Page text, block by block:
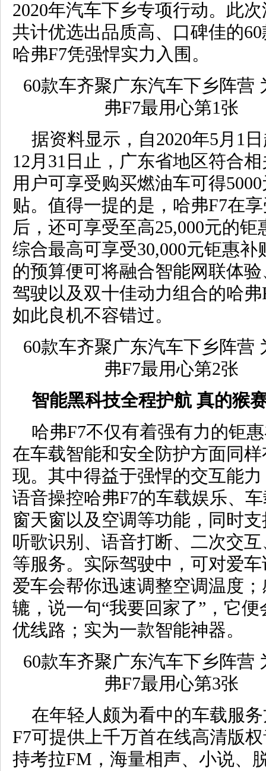
2020年汽车下乡专项行动。此
共计优选出品质高、口碑佳的
哈弗F7凭强悍实力入围。
据资料显示，自2020年5月1
12月31日止，广东省地区符合
用户可享受购买燃油车可得
贴。值得一提的是，哈弗F7在
后，还可享受至高25,000元的钜
综合最高可享受30,000元钜惠补
的预算便可将融合智能网联体
驾驶以及双十佳动力组合的哈
如此良机不容错过。
智能黑科技全程护航 真的猴
哈弗F7不仅有着强有力的钜
在车载智能和安全防护方面同
现。其中得益于强悍的交互能
语音操控哈弗F7的车载娱乐、
窗天窗以及空调等功能，同时
听歌识别、语音打断、二次交
等服务。实际驾驶中，可对爱车
爱车会帮你迅速调整空调温度
辘，说一句“我要回家了”，它
优线路；实为一款智能神器。
在年轻人颇为看中的车载服
F7可提供上千万首在线高清版
持考拉FM，海量相声、小说、